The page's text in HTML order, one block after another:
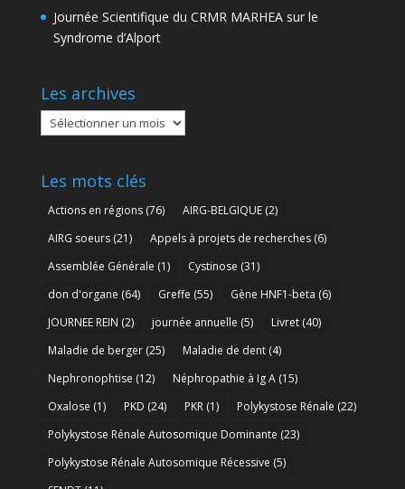
Journée Scientifique du CRMR MARHEA sur le
Syndrome d’Alport
Les archives
Les
archives
Les mots clés
Actions en régions(76) AIRG-BELGIQUE(2)
AIRG soeurs(21) Appels à projets de recherches(6)
Assemblée Générale (1) Cystinose (31)
don d'organe (64) Greffe (55) Gène HNF1-beta (6)
JOURNEE REIN (2) journée annuelle (5) Livret(40)
Maladie de berger(25) Maladie de dent(4)
Nephronophtise (12) Néphropathie à Ig A(15)
Oxalose (1) PKD (24) PKR(1) Polykystose Rénale (22)
Polykystose Rénale Autosomique Dominante (23)
Polykystose Rénale Autosomique Récessive (5)